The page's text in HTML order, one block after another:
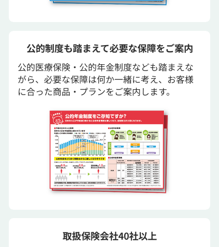
公的医療保険・公的年金制度なども踏まえな
がら、必要な保障は何か一緒に考え、お客様
に合った商品・プランをご案内します。
公的制度も踏まえて必要な保障をご案内
取扱保険会社40社以上